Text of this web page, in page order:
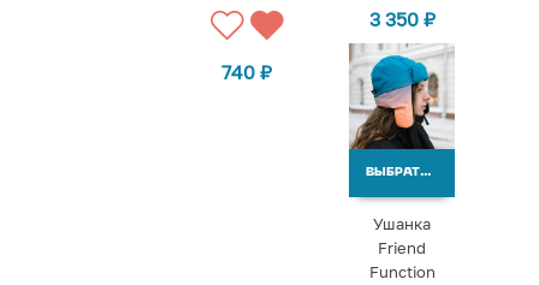
740₽
3 350 ₽
ВЫБРАТЬ ВАРИАНТЫ
Ушанка
Friend
Function